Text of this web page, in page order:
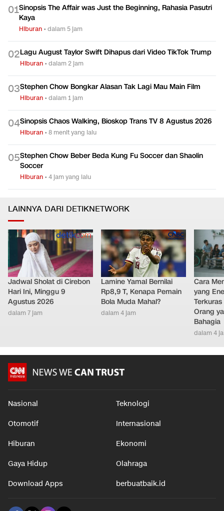
01Sinopsis The Affair was Just the Beginning, Rahasia Pasutri
Kaya
Hiburan •dalam 5 jam
02Lagu August Taylor Swift Dihapus dari Video TikTok Trump
Hiburan •dalam 2 jam
03Stephen Chow Bongkar Alasan Tak Lagi Mau Main Film
Hiburan •dalam 1 jam
04Sinopsis Chaos Walking, Bioskop Trans TV 8 Agustus 2026
Hiburan •8 menit yang lalu
05Stephen Chow Beber Beda Kung Fu Soccer dan Shaolin
Soccer
Hiburan •4 jam yang lalu
LAINNYA DARI DETIKNETWORK
Jadwal Sholat di Cirebon
Hari Ini, Minggu 9
Agustus 2026
dalam 7 jam
Lamine Yamal Bernilai
Rp8,9 T, Kenapa Pemain
Bola Muda Mahal?
dalam 4 jam
Cara
yang
Orang
Bahagia
dalam 4
Nasional Teknologi
Otomotif Internasional
Hiburan Ekonomi
Gaya Hidup Olahraga
Download Apps berbuatbaik.id